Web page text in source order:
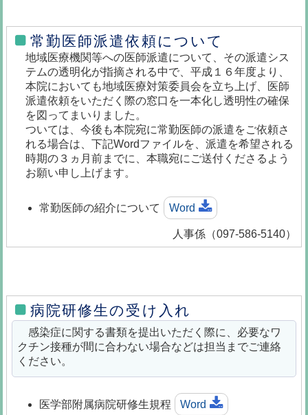
常勤医師派遣依頼について
地域医療機関等への医師派遣について、その派遣シス
テムの透明化が指摘される中で、平成１６年度より、
本院においても地域医療対策委員会を立ち上げ、医師
派遣依頼をいただく際の窓口を一本化し透明性の確保
を図ってまいりました。
ついては、今後も本院宛に常勤医師の派遣をご依頼さ
れる場合は、下記Wordファイルを、派遣を希望される
時期の３ヵ月前までに、本職宛にご送付くださるよう
お願い申し上げます。
常勤医師の紹介について Word
人事係（097-586-5140）
病院研修生の受け入れ
感染症に関する書類を提出いただく際に、必要なワ
クチン接種が間に合わない場合などは担当までご連絡
ください。
医学部附属病院研修生規程 Word